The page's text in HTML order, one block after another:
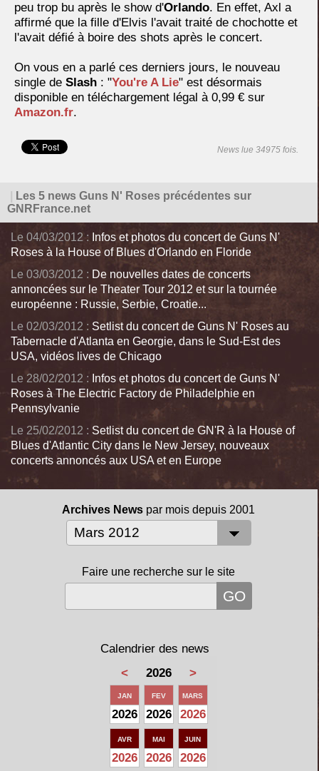
peu trop bu après le show d'Orlando. En effet, Axl a
affirmé que la fille d'Elvis l'avait traité de chochotte et
l'avait défié à boire des shots après le concert.
On vous en a parlé ces derniers jours, le nouveau
single de Slash : "You're A Lie" est désormais
disponible en téléchargement légal à 0,99 € sur
Amazon.fr.
News lue 34975 fois.
Les 5 news Guns N' Roses précédentes sur
GNRFrance.net
Le 04/03/2012 : Infos et photos du concert de Guns N'
Roses à la House of Blues d'Orlando en Floride
Le 03/03/2012 : De nouvelles dates de concerts
annoncées sur le Theater Tour 2012 et sur la tournée
européenne : Russie, Serbie, Croatie...
Le 02/03/2012 : Setlist du concert de Guns N' Roses au
Tabernacle d'Atlanta en Georgie, dans le Sud-Est des
USA, vidéos lives de Chicago
Le 28/02/2012 : Infos et photos du concert de Guns N'
Roses à The Electric Factory de Philadelphie en
Pennsylvanie
Le 25/02/2012 : Setlist du concert de GN'R à la House of
Blues d'Atlantic City dans le New Jersey, nouveaux
concerts annoncés aux USA et en Europe
Archives News par mois depuis 2001
Faire une recherche sur le site
Calendrier des news
<
2026 >
JAN
2026
FEV
2026
MARS
2026
AVR
2026
MAI
2026
JUIN
2026